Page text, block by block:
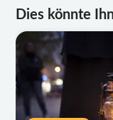
Dies könnte